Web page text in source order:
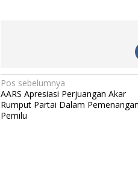
N
a
v
Pos sebelumnya
AARS Apresiasi Perjuangan Akar
Rumput Partai Dalam Pemenangan
Pemilu